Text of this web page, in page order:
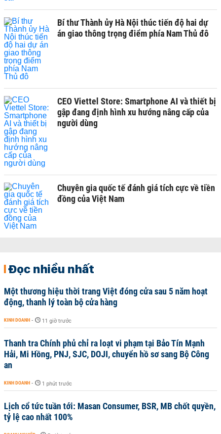
Bí thư Thành ủy Hà Nội thúc tiến độ hai dự
án giao thông trọng điểm phía Nam Thủ đô
CEO Viettel Store: Smartphone AI và thiết bị
gập đang định hình xu hướng nâng cấp của
người dùng
Chuyên gia quốc tế đánh giá tích cực về tiền
đồng của Việt Nam
Đọc nhiều nhất
Một thương hiệu thời trang Việt đóng cửa sau 5 năm hoạt
động, thanh lý toàn bộ cửa hàng
KINH DOANH - 11 giờ trước
Thanh tra Chính phủ chỉ ra loạt vi phạm tại Bảo Tín Mạnh
Hải, Mi Hồng, PNJ, SJC, DOJI, chuyển hồ sơ sang Bộ Công
an
KINH DOANH - 1 phút trước
Lịch cổ tức tuần tới: Masan Consumer, BSR, MB chốt quyền,
tỷ lệ cao nhất 100%